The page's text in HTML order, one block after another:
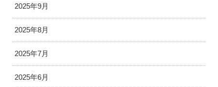
2025年9月
2025年8月
2025年7月
2025年6月